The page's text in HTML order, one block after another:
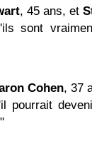
, 45 ans, et
sont
Cohen, 37
pourrait